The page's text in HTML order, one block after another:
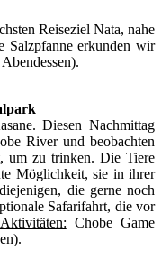
Reiseziel Nata, nahe
Salzpfanne erkunden wir
Diesen Nachmittag
River und beobachten
um zu trinken. Die Tiere
Möglichkeit, sie in ihrer
die gerne noch
Safarifahrt, die vor
Chobe Game